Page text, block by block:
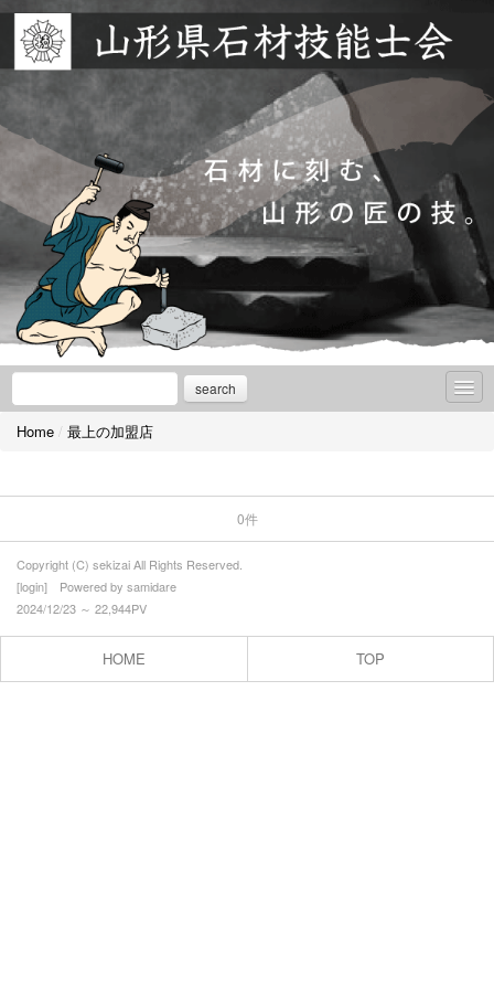
search
お知らせ
村山の加盟店
置賜の加盟店
プロフィール
Home / 最上の加盟店
0件
Copyright (C) sekizai All Rights Reserved.
[login] Powered by samidare
2024/12/23 ～ 22,944PV
HOME TOP